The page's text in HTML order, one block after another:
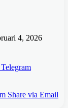
4, 2026
Telegram
Share via Email